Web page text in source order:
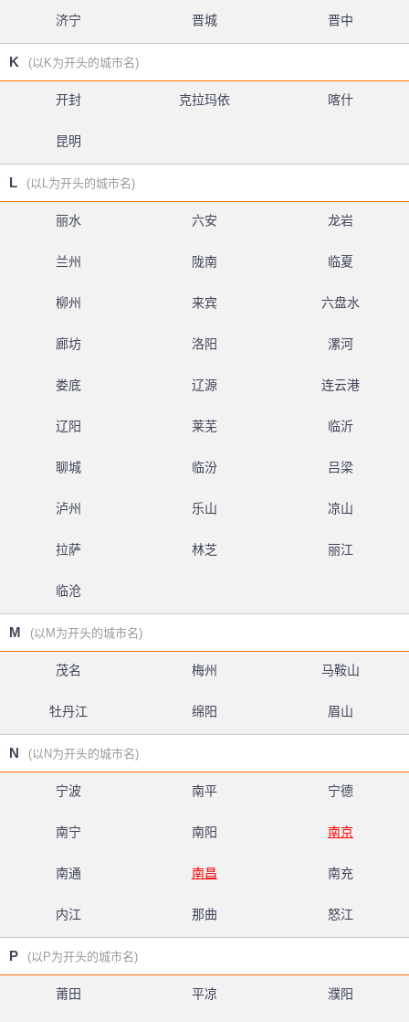
济宁 晋城 晋中
K (以K为开头的城市名)
开封 克拉玛依 喀什
昆明
L (以L为开头的城市名)
丽水 六安 龙岩
兰州 陇南 临夏
柳州 来宾 六盘水
廊坊 洛阳 漯河
娄底 辽源 连云港
辽阳 莱芜 临沂
聊城 临汾 吕梁
泸州 乐山 凉山
拉萨 林芝 丽江
临沧
M (以M为开头的城市名)
茂名 梅州 马鞍山
牡丹江 绵阳 眉山
N (以N为开头的城市名)
宁波 南平 宁德
南宁 南阳 南京
南通 南昌 南充
内江 那曲 怒江
P (以P为开头的城市名)
莆田 平凉 濮阳